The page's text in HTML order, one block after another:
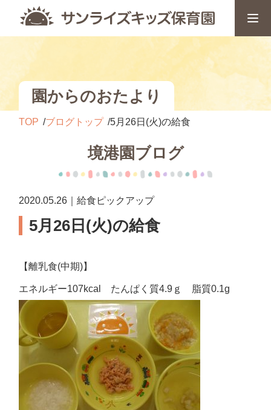
園からのおたより
TOP ブログトップ 5月26日(火)の給食
境港園ブログ
2020.05.26｜給食ピックアップ
5月26日(火)の給食
【離乳食(中期)】
エネルギー107kcal たんぱく質4.9ｇ 脂質0.1g